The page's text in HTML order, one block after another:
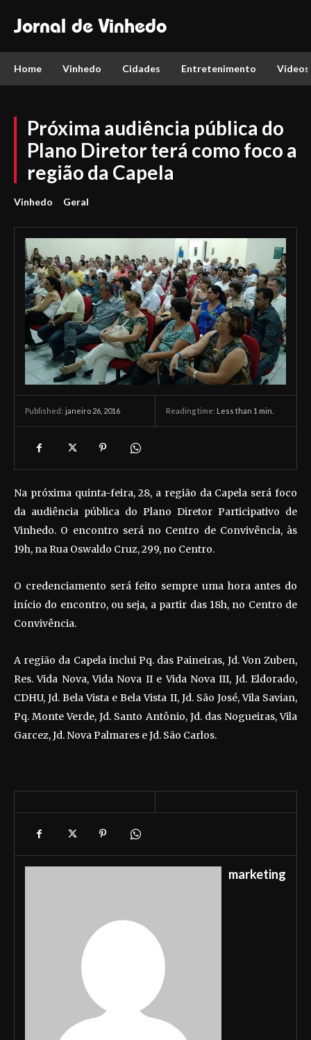
Jornal de Vinhedo
Home Vinhedo Cidades Entretenimento Vídeos
Próxima audiência pública do
Plano Diretor terá como foco a
região da Capela
Vinhedo Geral
Published: janeiro 26, 2016 Reading time: Less than 1 min.
Na próxima quinta-feira, 28, a região da Capela será foco
da audiência pública do Plano Diretor Participativo de
Vinhedo. O encontro será no Centro de Convivência, às
19h, na Rua Oswaldo Cruz, 299, no Centro.
O credenciamento será feito sempre uma hora antes do
início do encontro, ou seja, a partir das 18h, no Centro de
Convivência.
A região da Capela inclui Pq. das Paineiras, Jd. Von Zuben,
Res. Vida Nova, Vida Nova II e Vida Nova III, Jd. Eldorado,
CDHU, Jd. Bela Vista e Bela Vista II, Jd. São José, Vila Savian,
Pq. Monte Verde, Jd. Santo Antônio, Jd. das Nogueiras, Vila
Garcez, Jd. Nova Palmares e Jd. São Carlos.
marketing